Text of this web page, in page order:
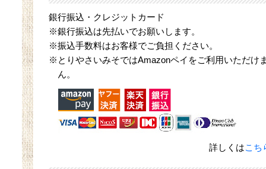
銀行振込・クレジットカード
※銀行振込は先払いでお願いします。
※振込手数料はお客様でご負担ください。
※とりやさいみそではAmazonペイをご利用いただけ
ん。
詳しくはこち